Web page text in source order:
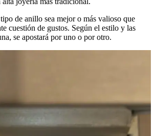
de anillo sea mejor o más valioso que
cuestión de gustos. Según el estilo y las
se apostará por uno o por otro.